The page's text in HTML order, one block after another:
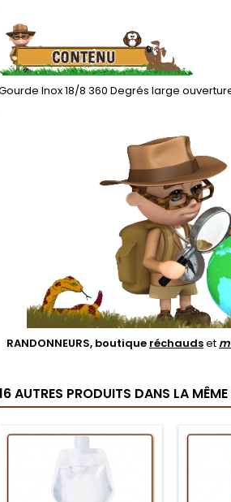
Inox 18/8 360 Degrés large
RANDONNEURS, boutique réchaudset
AUTRES PRODUITS DANS LA